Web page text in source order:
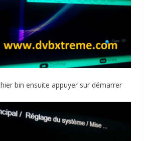
bin ensuite appuyer sur démarrer